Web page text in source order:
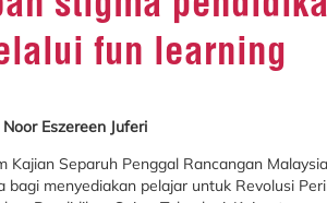
fun learning
Noor Eszereen Juferi
Kajian Separuh Penggal Rancangan
bagi menyediakan pelajar untuk Revolusi